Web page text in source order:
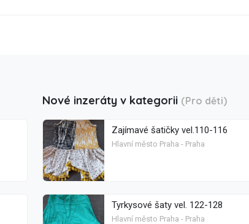
Nové inzeráty v kategorii (Pro děti)
Zajímavé šatičky vel.110-116
Hlavní město Praha - Praha
Tyrkysové šaty vel. 122-128
Hlavní město Praha - Praha